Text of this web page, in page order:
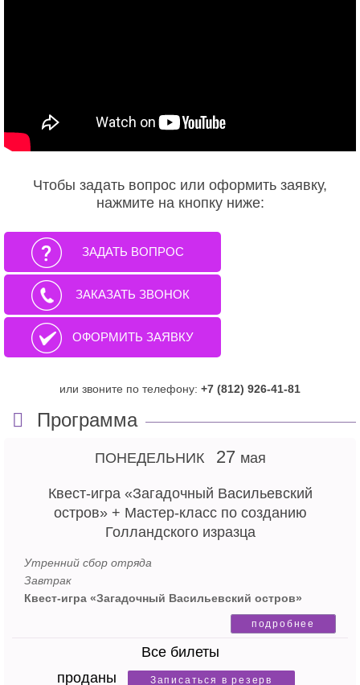
Чтобы задать вопрос или оформить заявку,
нажмите на кнопку ниже:
ЗАДАТЬ ВОПРОС
ЗАКАЗАТЬ ЗВОНОК
ОФОРМИТЬ ЗАЯВКУ
или звоните по телефону: +7 (812) 926-41-81
Программа
ПОНЕДЕЛЬНИК 27 мая
Квест-игра «Загадочный Васильевский
остров» + Мастер-класс по созданию
Голландского изразца
Утренний сбор отряда
Завтрак
Квест-игра «Загадочный Васильевский остров»
Васильевский остров полон тайн и загадок! В ходе
захватывающей игровой экскурсии-квеста в этом мы
убедимся сами! Юным искателями приключений
предстоит узнать все легенды острова. Знаете ли вы, где
подробнее
Все билеты
проданы
Записаться в резерв